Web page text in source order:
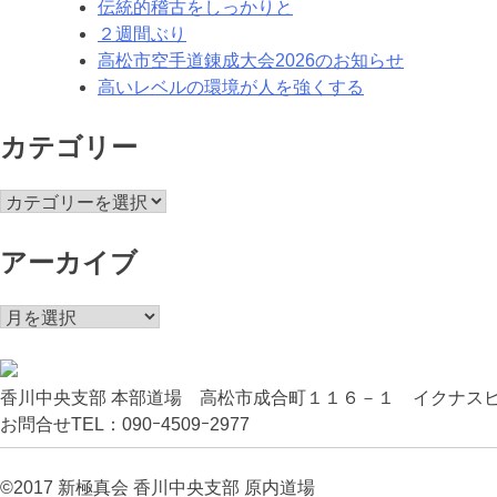
伝統的稽古をしっかりと
２週間ぶり
高松市空手道錬成大会2026のお知らせ
高いレベルの環境が人を強くする
カテゴリー
カ
ゴ
ー
アーカイブ
ア
カ
イ
ブ
香川中央支部 本部道場 高松市成合町１１６－１ イクナス
お問合せTEL：090ｰ4509ｰ2977
©2017 新極真会 香川中央支部 原内道場